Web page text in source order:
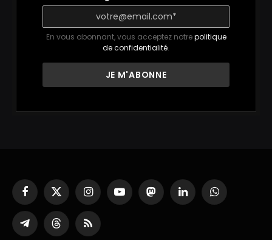
En vous abonnant, vous acceptez notrepolitique
de confidentialité.
Facebook
X
(Twitter)
InstagramYouTubeMastodonLinkedInWhatsApp
PartagerThreadsRSS